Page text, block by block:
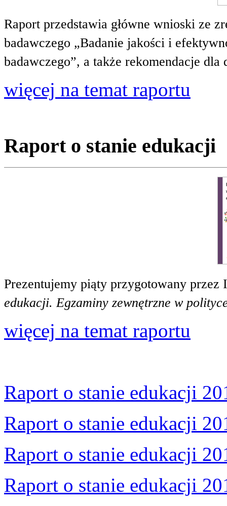
Raport przedstawia główne wnioski ze
badawczego „Badanie jakości i
badawczego”, a także rekomendacje
więcej na temat raportu
Raport o stanie edukacji
Prezentujemy piąty przygotowany
edukacji. Egzaminy zewnętrzne w
więcej na temat raportu
Raport o stanie edukacji
Raport o stanie edukacji
Raport o stanie edukacji
Raport o stanie edukacji